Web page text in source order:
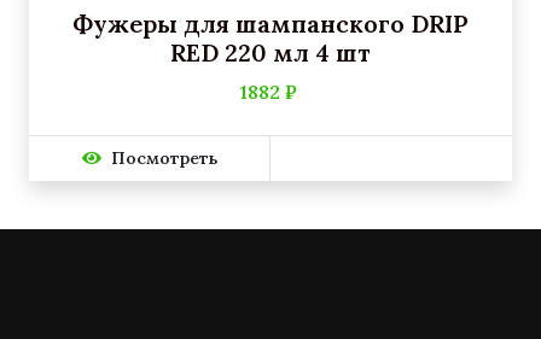
Фужеры для шампанского DRIP
RED 220 мл 4 шт
1882 ₽
Посмотреть